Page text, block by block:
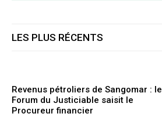
LES PLUS RÉCENTS
Revenus pétroliers de Sangomar : le
Forum du Justiciable saisit le
Procureur financier